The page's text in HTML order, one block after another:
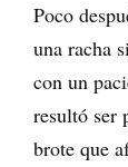
Poco
una racha
con un
resultó ser
brote que